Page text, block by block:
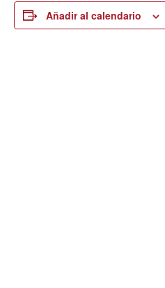
Añadir al calendario